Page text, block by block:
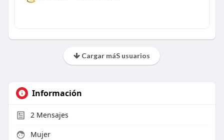
Cargar máS usuarios
Información
2Mensajes
Mujer